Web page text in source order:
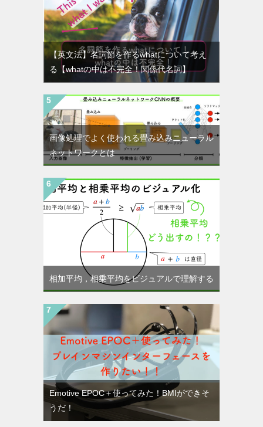
【英文法】名詞節を作るwhatについて考え
る【whatの中は不完全！関係代名詞】
画像処理でよく使われる畳み込みニューラル
ネットワークとは
相加平均，相乗平均をビジュアルで理解する
Emotive EPOC＋使ってみた！BMIができそ
うだ！